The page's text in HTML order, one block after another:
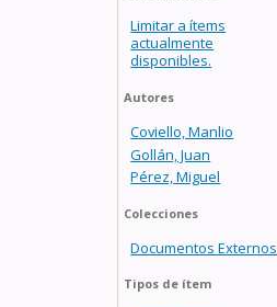
Limitar a ítems
actualmente
disponibles.
Autores
Coviello, Manlio
Gollán, Juan
Pérez, Miguel
Colecciones
Documentos Externos
Tipos de ítem